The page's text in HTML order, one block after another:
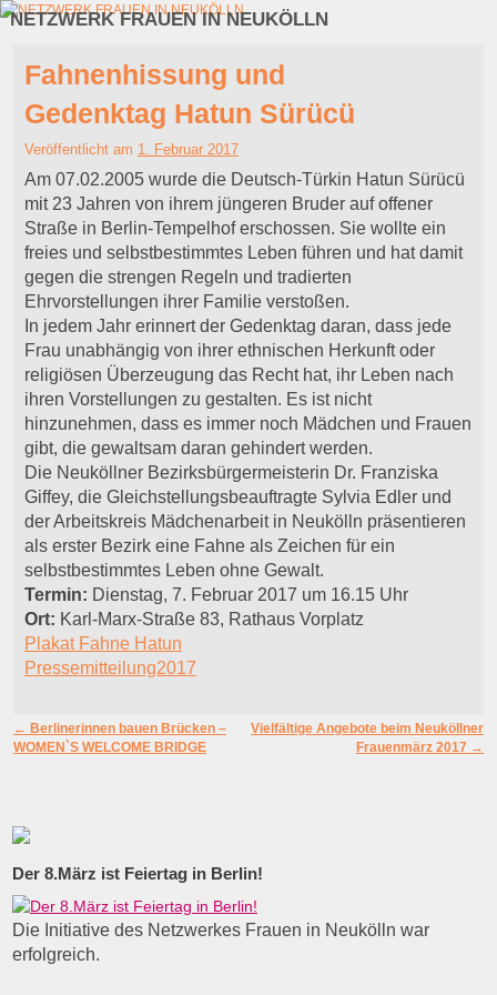
NETZWERK FRAUEN IN NEUKÖLLN
Zum Inhalt wechseln
Zum sekundären Inhalt wechseln
Fahnenhissung und
Gedenktag Hatun Sürücü
Veröffentlicht am 1. Februar 2017
Am 07.02.2005 wurde die Deutsch-Türkin Hatun Sürücü
mit 23 Jahren von ihrem jüngeren Bruder auf offener
Straße in Berlin-Tempelhof erschossen. Sie wollte ein
freies und selbstbestimmtes Leben führen und hat damit
gegen die strengen Regeln und tradierten
Ehrvorstellungen ihrer Familie verstoßen.
In jedem Jahr erinnert der Gedenktag daran, dass jede
Frau unabhängig von ihrer ethnischen Herkunft oder
religiösen Überzeugung das Recht hat, ihr Leben nach
ihren Vorstellungen zu gestalten. Es ist nicht
hinzunehmen, dass es immer noch Mädchen und Frauen
gibt, die gewaltsam daran gehindert werden.
Die Neuköllner Bezirksbürgermeisterin Dr. Franziska
Giffey, die Gleichstellungsbeauftragte Sylvia Edler und
der Arbeitskreis Mädchenarbeit in Neukölln präsentieren
als erster Bezirk eine Fahne als Zeichen für ein
selbstbestimmtes Leben ohne Gewalt.
Termin: Dienstag, 7. Februar 2017 um 16.15 Uhr
Ort: Karl-Marx-Straße 83, Rathaus Vorplatz
Plakat Fahne Hatun
Pressemitteilung2017
Artikelnavigation
←
Berlinerinnen bauen Brücken –
WOMEN`S WELCOME BRIDGE
Vielfältige Angebote beim Neuköllner
Frauenmärz 2017
→
Der 8.März ist Feiertag in Berlin!
Die Initiative des Netzwerkes Frauen in Neukölln war
erfolgreich.